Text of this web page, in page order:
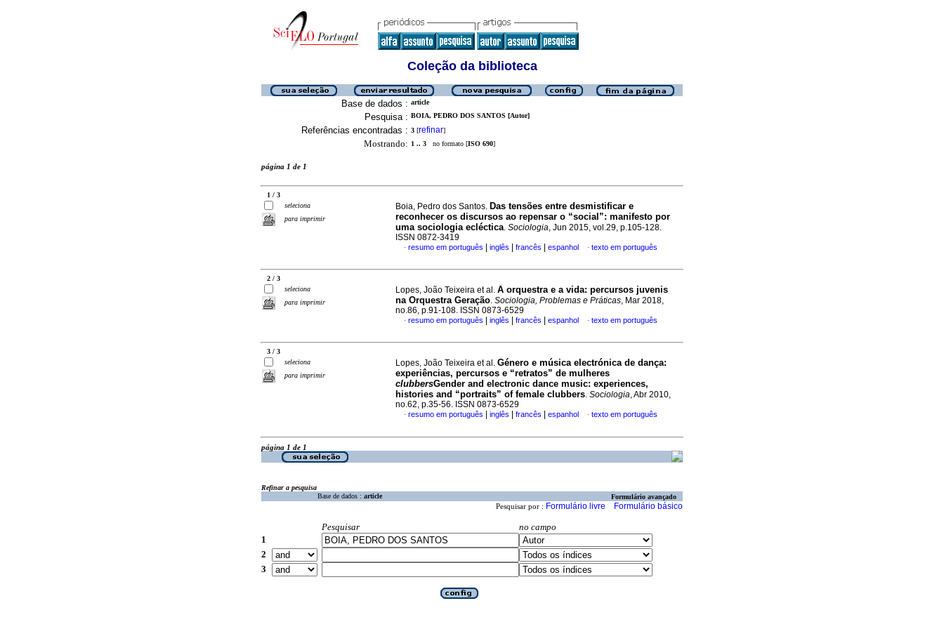
Coleção da biblioteca
Base de dados : article
Pesquisa : BOIA, PEDRO DOS SANTOS [Autor]
Referências encontradas : 3 [refinar]
Mostrando: 1 .. 3 no formato [ISO 690]
página 1 de 1
1 / 3
seleciona
para imprimir
Boia, Pedro dos Santos. Das tensões entre desmistificar e
reconhecer os discursos ao repensar o “social”: manifesto por
uma sociologia ecléctica. Sociologia, Jun 2015, vol.29, p.105-128.
ISSN 0872-3419
· resumo em português inglês francês espanhol · texto em português
2 / 3
seleciona
para imprimir
Lopes, João Teixeira et al. A orquestra e a vida: percursos juvenis
na Orquestra Geração. Sociologia, Problemas e Práticas, Mar 2018,
no.86, p.91-108. ISSN 0873-6529
· resumo em português inglês francês espanhol · texto em português
3 / 3
seleciona
para imprimir
Lopes, João Teixeira et al. Género e música electrónica de dança:
experiências, percursos e “retratos” de mulheres
clubbersGender and electronic dance music: experiences,
histories and “portraits” of female clubbers. Sociologia, Abr 2010,
no.62, p.35-56. ISSN 0873-6529
· resumo em português inglês francês espanhol · texto em português
página 1 de 1
Refinar a pesquisa
Base de dados : article Formulário avançado
Pesquisar por : Formulário livre Formulário básico
Pesquisar
no campo
1
2
3